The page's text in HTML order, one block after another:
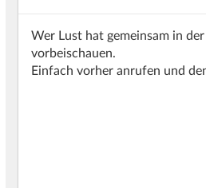
Wer Lust hat gemeinsam in
vorbeischauen.
Einfach vorher anrufen und